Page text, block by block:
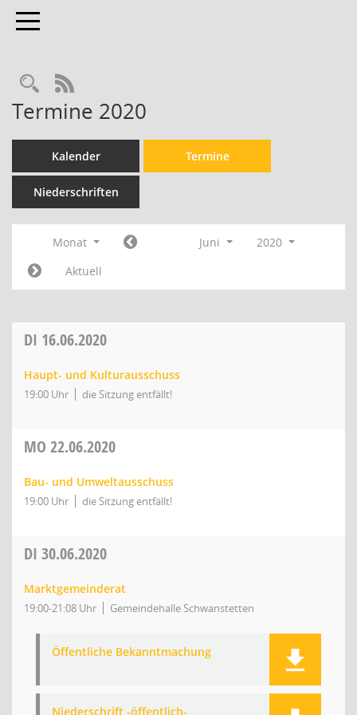
Toggle navigation
Rechercheauswahl
RSS-Feed
Termine 2020
Kalender Termine
Niederschriften
Monat Juni
2020
Aktuell
DI 16.06.2020
Haupt- und Kulturausschuss
19:00 Uhr die Sitzung entfällt!
MO 22.06.2020
Bau- und Umweltausschuss
19:00 Uhr die Sitzung entfällt!
DI 30.06.2020
Marktgemeinderat
19:00-21:08 Uhr Gemeindehalle Schwanstetten
Öffentliche Bekanntmachung
Niederschrift -öffentlich-